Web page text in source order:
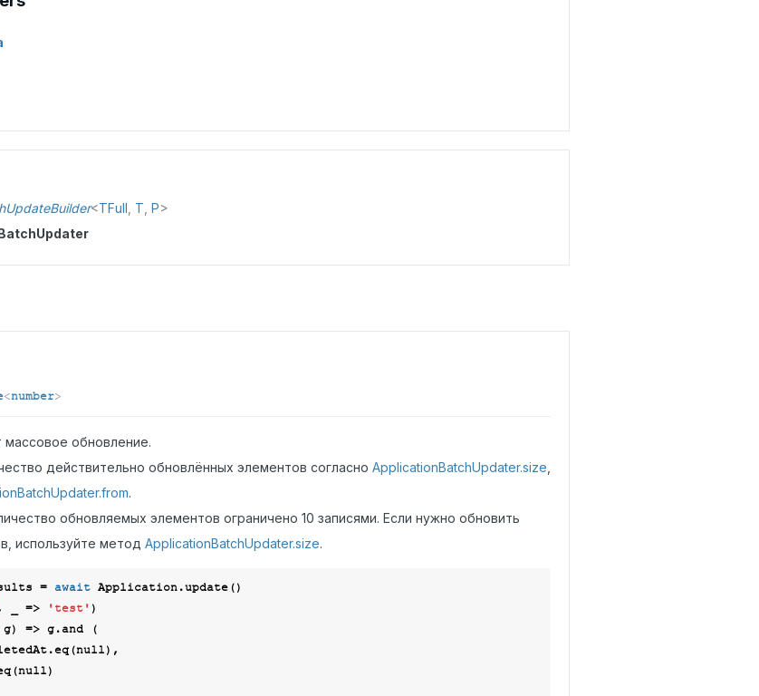
<TFull T P>
<number>
обновление.
действительно обновлённых элементов согласно ApplicationBatchUpdater.size
.
обновляемых элементов ограничено 10 записями. Если нужно обновить
используйте метод ApplicationBatchUpdater.size.
= await Application.update()
=> 'test' )
) => g.and (
null),
null)